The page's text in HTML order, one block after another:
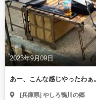
2023年9月09日
あー、こんな感じやったわぁ。
[兵庫県] やしろ鴨川の郷